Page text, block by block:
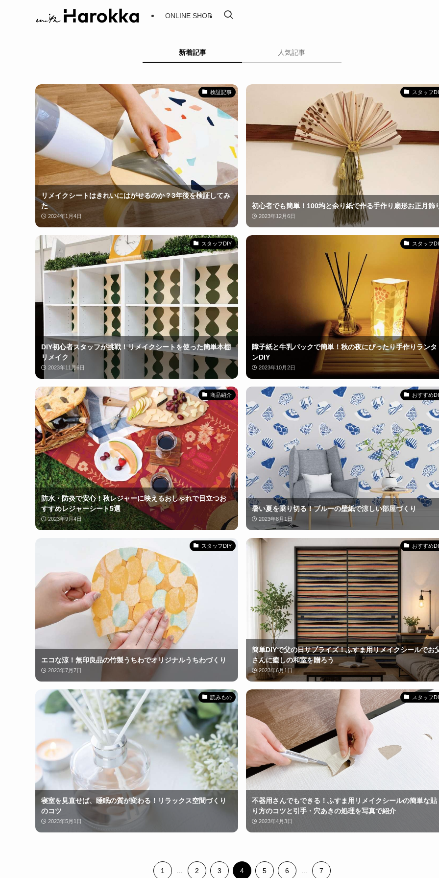
ONLINE SHOP
新着記事 人気記事
検証記事
リメイクシートはきれいにはがせるのか？3年後を検証してみ
た
2024年1月4日
スタッフ
初心者でも簡単！100均と余り紙で作る手作り扇形お正月飾
2023年12月6日
スタッフDIY
DIY初心者スタッフが挑戦！リメイクシートを使った簡単本棚
リメイク
2023年11月6日
スタッフ
障子紙と牛乳パックで簡単！秋の夜にぴったり手作りランタ
ンDIY
2023年10月2日
商品紹介
防水・防炎で安心！秋レジャーに映えるおしゃれで目立つお
すすめレジャーシート5選
2023年9月4日
おすすめ
暑い夏を乗り切る！ブルーの壁紙で涼しい部屋づくり
2023年8月1日
スタッフDIY
エコな涼！無印良品の竹製うちわでオリジナルうちわづくり
2023年7月7日
おすすめ
簡単DIYで父の日サプライズ！ふすま用リメイクシールでお
さんに癒しの和室を贈ろう
2023年6月1日
読みもの
寝室を見直せば、睡眠の質が変わる！リラックス空間づくり
のコツ
2023年5月1日
スタッフ
不器用さんでもできる！ふすま用リメイクシールの簡単な貼
り方のコツと引手・穴あきの処理を写真で紹介
2023年4月3日
1 ... 2 3 4 5 6 ... 7